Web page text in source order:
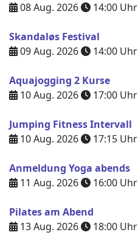
08 Aug. 2026
14:00 Uhr
Skandaløs Festival
09 Aug. 2026
14:00 Uhr
Aquajogging 2 Kurse
10 Aug. 2026
17:00 Uhr
Jumping Fitness Intervall
10 Aug. 2026
17:15 Uhr
Anmeldung Yoga abends
11 Aug. 2026
16:00 Uhr
Pilates am Abend
13 Aug. 2026
18:00 Uhr